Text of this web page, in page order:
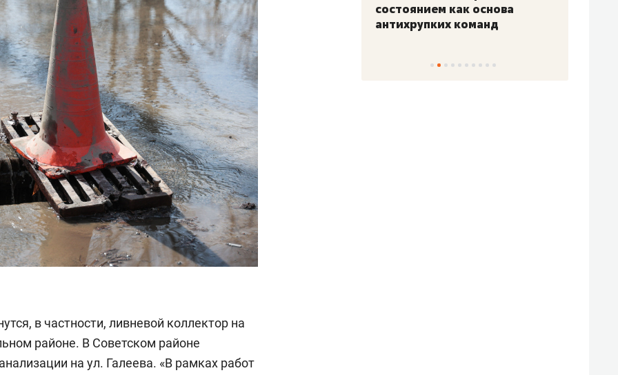
в частности, ливневой коллектор на
районе. В Советском районе
на ул. Галеева. «В рамках работ
состоянием как основа
антихрупких команд
«Гонка Героев»